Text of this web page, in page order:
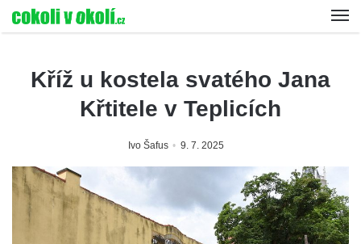
Kříž u kostela svatého Jana
Křtitele v Teplicích
Ivo Šafus 9. 7. 2025